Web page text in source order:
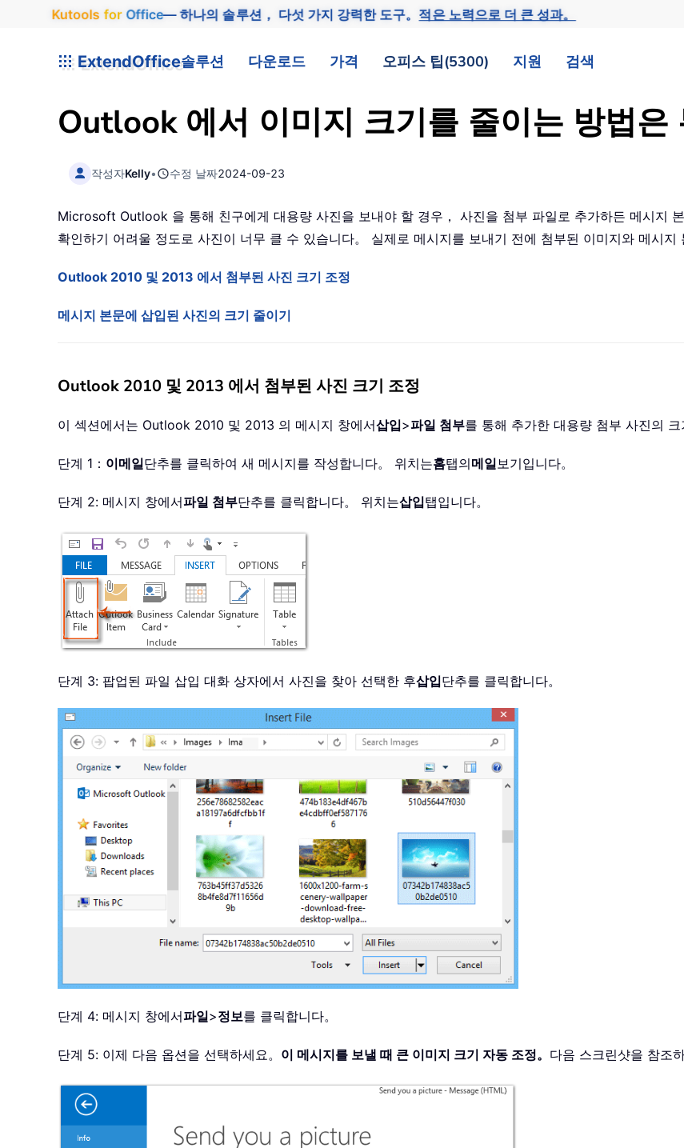
Kutools for Office— 하나의 솔루션， 다섯 가지 강력한 도구。 적은 노력으로 더 큰 성과。
ExtendOffice솔루션 다운로드 가격 오피스 팁(5300) 지원 검색
Outlook 에서 이미지 크기를 줄이는 방법은
작성자Kelly• 수정 날짜2024-09-23
Microsoft Outlook 을 통해 친구에게 대용량 사진을 보내야 할 경우， 사진을 첨부 파일로 추가하든 메시지
확인하기 어려울 정도로 사진이 너무 클 수 있습니다。 실제로 메시지를 보내기 전에 첨부된 이미지와 메시지
Outlook 2010 및 2013 에서 첨부된 사진 크기 조정
메시지 본문에 삽입된 사진의 크기 줄이기
Outlook 2010 및 2013 에서 첨부된 사진 크기 조정
이 섹션에서는 Outlook 2010 및 2013 의 메시지 창에서삽입>파일 첨부를 통해 추가한 대용량 첨부 사진의 크
단계 1： 이메일단추를 클릭하여 새 메시지를 작성합니다。 위치는홈탭의메일보기입니다。
단계 2: 메시지 창에서파일 첨부단추를 클릭합니다。 위치는삽입탭입니다。
단계 3: 팝업된 파일 삽입 대화 상자에서 사진을 찾아 선택한 후삽입단추를 클릭합니다。
단계 4: 메시지 창에서파일>정보를 클릭합니다。
단계 5: 이제 다음 옵션을 선택하세요。 이 메시지를 보낼 때 큰 이미지 크기 자동 조정。 다음 스크린샷을 참조